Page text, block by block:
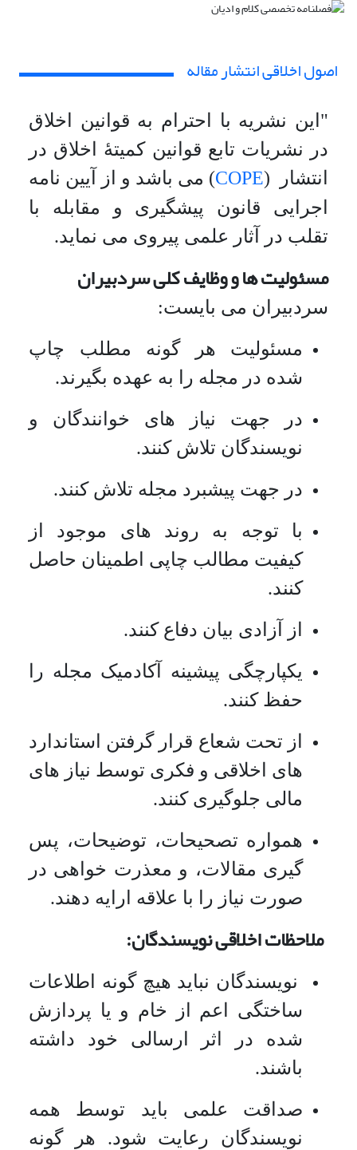
اصول اخلاقی انتشار مقاله
"این نشریه با احترام به قوانین اخلاق
در نشریات تابع قوانین کمیتۀ اخلاق در
انتشار (COPE) می باشد و از آیین نامه
اجرایی قانون پیشگیری و مقابله با
تقلب در آثار علمی پیروی می نماید.
مسئولیت ها و وظایف کلی سردبیران
سردبیران می بایست:
مسئولیت هر گونه مطلب چاپ
شده در مجله را به عهده بگیرند.
در جهت نیاز های خوانندگان و
نویسندگان تلاش کنند.
در جهت پیشبرد مجله تلاش کنند.
با توجه به روند های موجود از
کیفیت مطالب چاپی اطمینان حاصل
کنند.
از آزادی بیان دفاع کنند.
یکپارچگی پیشینه آکادمیک مجله را
حفظ کنند.
از تحت شعاع قرار گرفتن استاندارد
های اخلاقی و فکری توسط نیاز های
مالی جلوگیری کنند.
همواره تصحیحات، توضیحات، پس
گیری مقالات، و معذرت خواهی در
صورت نیاز را با علاقه ارایه دهند.
ملاحظات اخلاقی نویسندگان:
نویسندگان نباید هیچ گونه اطلاعات
ساختگی اعم از خام و یا پردازش
شده در اثر ارسالی خود داشته
باشند.
صداقت علمی باید توسط همه
نویسندگان رعایت شود. هر گونه